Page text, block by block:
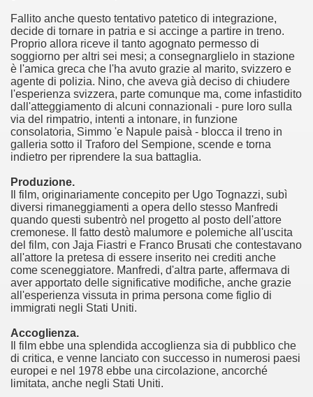
Fallito anche questo tentativo patetico di integrazione,
decide di tornare in patria e si accinge a partire in treno.
Proprio allora riceve il tanto agognato permesso di
soggiorno per altri sei mesi; a consegnarglielo in stazione
è l'amica greca che l'ha avuto grazie al marito, svizzero e
agente di polizia. Nino, che aveva già deciso di chiudere
l'esperienza svizzera, parte comunque ma, come infastidito
dall'atteggiamento di alcuni connazionali - pure loro sulla
via del rimpatrio, intenti a intonare, in funzione
consolatoria, Simmo 'e Napule paisà - blocca il treno in
galleria sotto il Traforo del Sempione, scende e torna
indietro per riprendere la sua battaglia.
Produzione.
Il film, originariamente concepito per Ugo Tognazzi, subì
diversi rimaneggiamenti a opera dello stesso Manfredi
quando questi subentrò nel progetto al posto dell'attore
cremonese. Il fatto destò malumore e polemiche all'uscita
del film, con Jaja Fiastri e Franco Brusati che contestavano
all'attore la pretesa di essere inserito nei crediti anche
come sceneggiatore. Manfredi, d'altra parte, affermava di
aver apportato delle significative modifiche, anche grazie
all'esperienza vissuta in prima persona come figlio di
immigrati negli Stati Uniti.
Accoglienza.
Il film ebbe una splendida accoglienza sia di pubblico che
di critica, e venne lanciato con successo in numerosi paesi
europei e nel 1978 ebbe una circolazione, ancorché
limitata, anche negli Stati Uniti.
nella cultura contemporanea.
Dark Secret – Rhapsody of Fire.
Se Ti Piacciono nel mese di Luglio 2013.
e suspense a cui fa da sfondo il retroscena della
e suspense a cui fa da sfondo il retroscena della
Se Ti Piacciono nel mese di Settembre 2013.
Se Ti Piacciono nel mese di Dicembre 2013.
Scorsese
mondo migliore.